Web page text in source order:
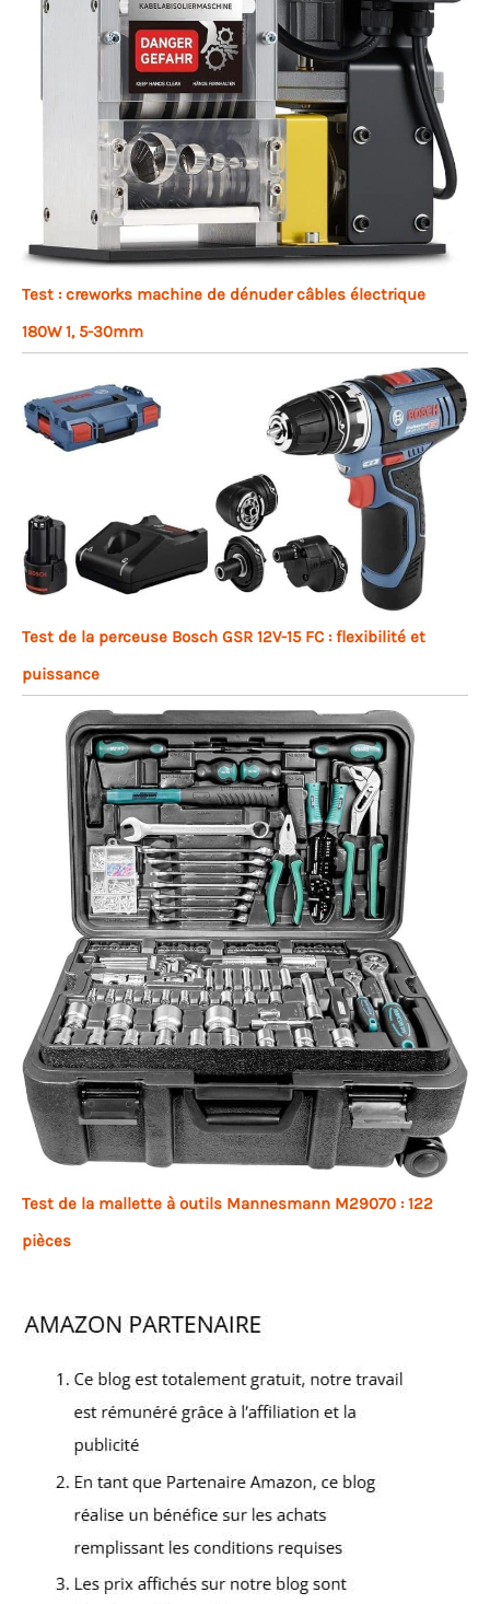
Test : creworks machine de dénuder câbles électrique
180W 1, 5-30mm
Test de la perceuse Bosch GSR 12V-15 FC : flexibilité et
puissance
Test de la mallette à outils Mannesmann M29070 : 122
pièces